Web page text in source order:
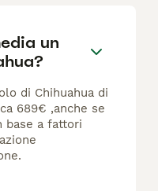
un
di Chihuahua di
689€ ,anche se
base a fattori